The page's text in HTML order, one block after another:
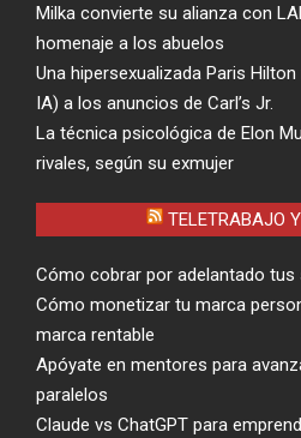
Milka convierte su alianza con
homenaje a los abuelos
Una hipersexualizada Paris
IA) a los anuncios de Carl’s Jr.
La técnica psicológica de Elon
rivales, según su exmujer
TELETRABAJO
Cómo cobrar por adelantado tus
Cómo monetizar tu marca
marca rentable
Apóyate en mentores para
paralelos
Claude vs ChatGPT para